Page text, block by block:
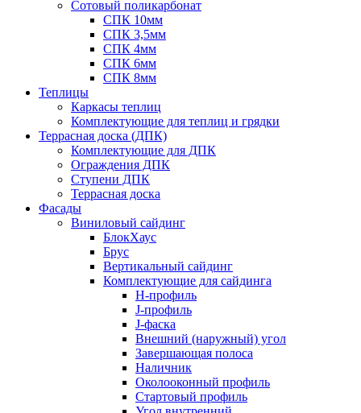
Сотовый поликарбонат
СПК 10мм
СПК 3,5мм
СПК 4мм
СПК 6мм
СПК 8мм
Теплицы
Каркасы теплиц
Комплектующие для теплиц и грядки
Террасная доска (ДПК)
Комплектующие для ДПК
Ограждения ДПК
Ступени ДПК
Террасная доска
Фасады
Виниловый сайдинг
БлокХаус
Брус
Вертикальный сайдинг
Комплектующие для сайдинга
H-профиль
J-профиль
J-фаска
Внешний (наружный) угол
Завершающая полоса
Наличник
Околооконный профиль
Стартовый профиль